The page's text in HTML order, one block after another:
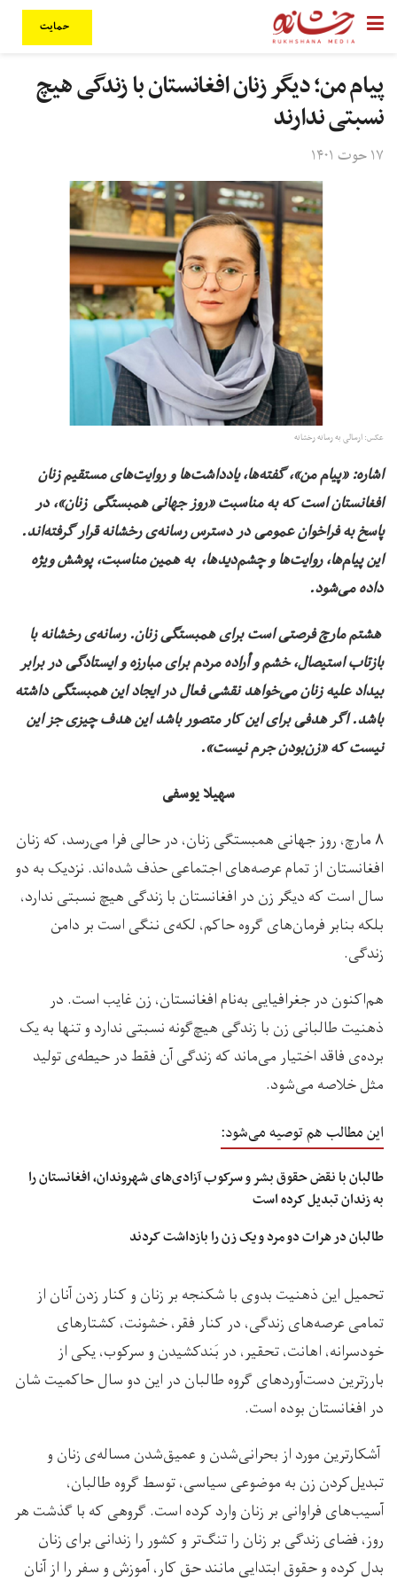
حمایت
پیام من؛ دیگر زنان افغانستان با زندگی هیچ‌
نسبتی ندارند
۱۷ حوت ۱۴۰۱
عکس: ارسالی به رسانه رخشانه
اشاره:‌ «پیام من»، گفته‌ها، یادداشت‌ها و روایت‌های مستقیم زنان
افغانستان است که به مناسبت «روز جهانی همبستگی زنان»، در
پاسخ به فراخوان عمومی در دسترس رسانه‌ی رخشانه قرار گرفته‌اند.
این پیام‌‌ها، روایت‌ها و چشم‌دیدها، به همین مناسبت، پوشش ويژه
داده می‌شود.
هشتم مارچ فرصتی است برای همبستگی زنان. رسانه‌ی رخشانه با
بازتاب استیصال، خشم و أراده مردم برای مبارزه و ایستادگی در برابر
بیداد علیه زنان می‌خواهد نقشی فعال در ایجاد این همبستگی داشته
باشد. اگر هدفی برای این کار متصور باشد این هدف چیزی جز این
نیست که «زن‌بودن جرم نیست».
سهیلا یوسفی
۸ مارچ، روز جهانی همبستگی زنان، در حالی فرا می‌رسد، که زنان
افغانستان از تمام عرصه‌های اجتماعی حذف شده‌اند. نزدیک به دو
سال است که دیگر زن در افغانستان با زندگی هیچ‌ نسبتی ندارد،
بلکه بنابر فرمان‌های گروه حاکم، لکه‌ی ننگی است بر دامن
زندگی.
هم‌اکنون در جغرافیایی به‌نام افغانستان، زن غایب است. در
ذهنیت طالبانی زن با زندگی هیچ‌گونه نسبتی ندارد و تنها به یک
برده‌ی فاقد اختیار می‌ماند که زندگی آن فقط در حیطه‌ی تولید
مثل خلاصه می‌شود‌.
این مطالب هم توصیه می‌شود:
طالبان با نقض حقوق بشر و سرکوب آزادی‌های شهروندان، افغانستان را
به زندان تبدیل کرده است
طالبان در هرات دو مرد و یک زن را بازداشت کردند
تحمیل این ذهنیت بدوی با شکنجه بر زنان و کنار‌ زدن آنان از
تمامی عرصه‌های زندگی، در کنار فقر، خشونت، کشتار‌های
خودسرانه، اهانت، تحقیر، در بَند‌کشیدن و سرکوب، یکی از
بارز‌ترین دست‌آورد‌های گروه طالبان در این دو سال حاکمیت شان
در افغانستان بوده است.
آشکار‌ترین مورد از بحرانی‌شدن و عمیق‌شدن مساله‌ی زنان و
تبدیل‌کردن زن به موضوعی سیاسی، توسط گروه طالبان،
آسیب‌های فراوانی بر زنان وارد کرده است. گروهی که با گذشت هر
روز، فضای زندگی بر زنان را تنگ‌تر و کشور را زندانی برای زنان
بدل کرده و حقوق ابتدایی مانند حق کار، آموزش و سفر را از آنان